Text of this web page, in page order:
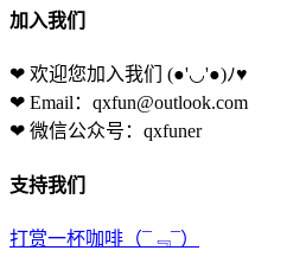
加入我们
❤ 欢迎您加入我们 (●'◡'●)ﾉ♥
❤ Email：qxfun@outlook.com
❤ 微信公众号：qxfuner
支持我们
打赏一杯咖啡 （¯﹃¯）